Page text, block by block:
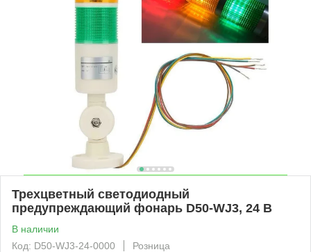
Трехцветный светодиодный
предупреждающий фонарь D50-WJ3, 24 В
В наличии
Код: D50-WJ3-24-0000
Розница